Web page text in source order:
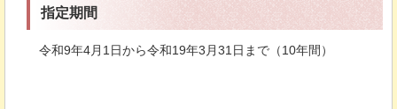
指定期間
令和9年4月1日から令和19年3月31日まで（10年間）